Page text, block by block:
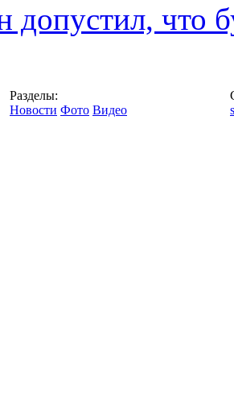
допустил, что
Разделы:
Новости Фото Видео